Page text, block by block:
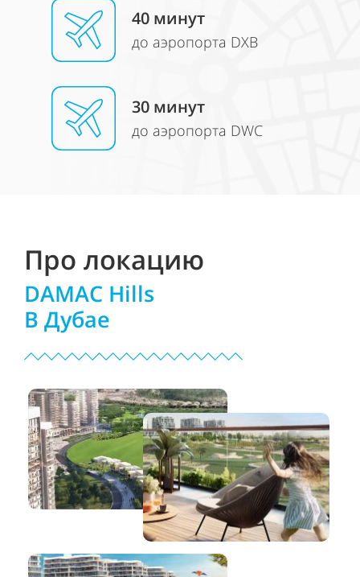
40 минут
до аэропорта DXB
30 минут
до аэропорта DWC
Про локацию
DAMAC Hills
В Дубае